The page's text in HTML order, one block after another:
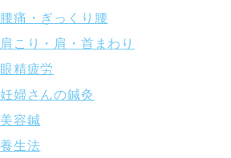
腰痛・ぎっくり腰
肩こり・肩・首まわり
眼精疲労
妊婦さんの鍼灸
美容鍼
養生法